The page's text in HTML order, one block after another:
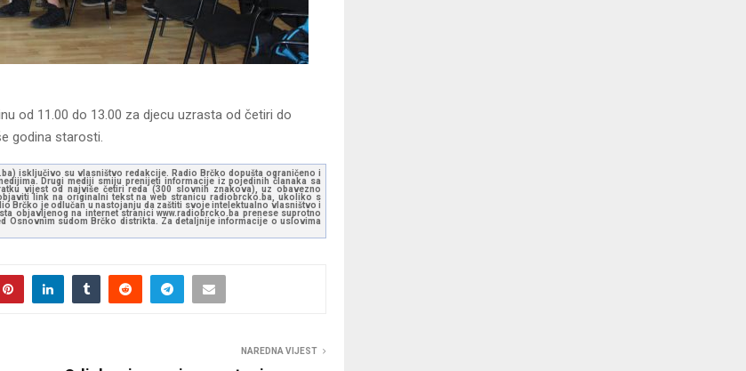
od 11.00 do 13.00 za djecu uzrasta od četiri do
godina starosti.
isključivo su vlasništvo redakcije. Radio Brčko dopušta ograničeno i
Drugi mediji smiju prenijeti informacije iz pojedinih članaka sa
vijest od najviše četiri reda (300 slovnih znakova), uz obavezno
link na originalni tekst na web stranicu radiobrcko.ba, ukoliko s
Brčko je odlučan u nastojanju da zaštiti svoje intelektualno vlasništvo i
objavljenog na internet stranici www.radiobrcko.ba prenese suprotno
Osnovnim sudom Brčko distrikta. Za detaljnije informacije o uslovima
NAREDNA VIJEST